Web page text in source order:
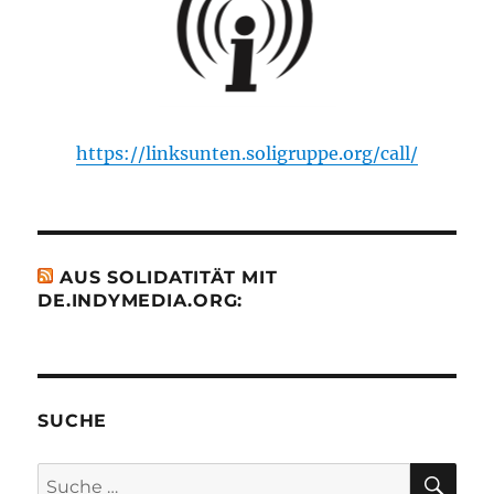
https://linksunten.soligruppe.org/call/
AUS SOLIDATITÄT MIT
DE.INDYMEDIA.ORG:
SUCHE
Suche